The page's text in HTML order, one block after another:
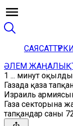
САЯСАТ
ӘЛЕМ
1 ... минут оқылды
Газада қаза
Израиль
Газа секторына
тапқандар саны